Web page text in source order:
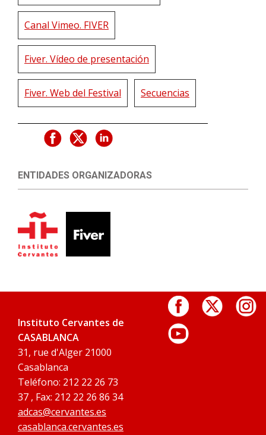
Canal Vimeo. FIVER
Fiver. Vídeo de presentación
Fiver. Web del Festival Secuencias
ENTIDADES ORGANIZADORAS
Instituto Cervantes de
CASABLANCA
31, rue d'Alger 21000
Casablanca
Teléfono: 212 22 26 73
37 , Fax: 212 22 26 86 34
adcas@cervantes.es
casablanca.cervantes.es